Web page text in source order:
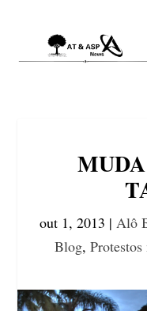
out 1, 2013 | Alô
Blog,